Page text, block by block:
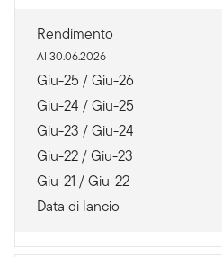
Rendimento
Al 30.06.2026
Giu-25 / Giu-26
Giu-24 / Giu-25
Giu-23 / Giu-24
Giu-22 / Giu-23
Giu-21 / Giu-22
Data di lancio